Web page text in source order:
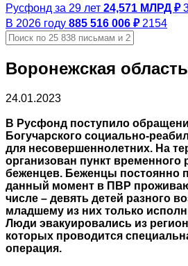
Русфонд за 29 лет 24,571 МЛРД ₽
В 2026 году 885 516 006 ₽ 2154
Воронежская область
24.01.2023
В Русфонд поступило
Богучарского социально-
для несовершеннолетних. На
организован пункт
беженцев. Беженцы постоянно
данный момент в ПВР
числе – девять детей разного
младшему из них только
Люди эвакуировались из
которых проводится
операция.